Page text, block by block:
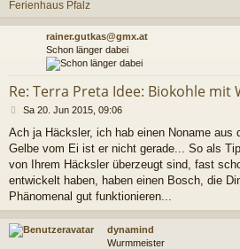
Ferienhaus Pfalz
rainer.gutkas@gmx.at
Schon länger dabei
Re: Terra Preta Idee: Biokohle
B
i
t
r
a
Sa 20. Jun 2015, 09:06
Ach ja Häcksler, ich hab einen Noname aus
Gelbe vom Ei ist er nicht gerade... So als
von Ihrem Häcksler überzeugt sind, fast
entwickelt haben, haben einen Bosch, die
Phänomenal gut funktionieren...
dynamind
Wurmmeister